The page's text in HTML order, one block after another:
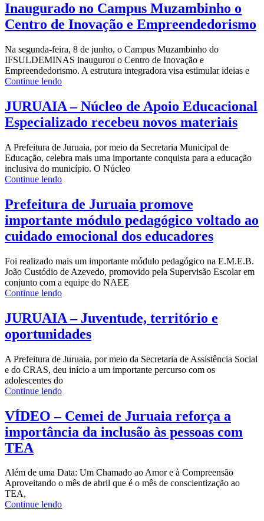
Inaugurado no Campus Muzambinho o
Centro de Inovação e Empreendedorismo
Na segunda-feira, 8 de junho, o Campus Muzambinho do
IFSULDEMINAS inaugurou o Centro de Inovação e
Empreendedorismo. A estrutura integradora visa estimular ideias e
Continue lendo
JURUAIA – Núcleo de Apoio Educacional
Especializado recebeu novos materiais
A Prefeitura de Juruaia, por meio da Secretaria Municipal de
Educação, celebra mais uma importante conquista para a educação
inclusiva do município. O Núcleo
Continue lendo
Prefeitura de Juruaia promove
importante módulo pedagógico voltado ao
cuidado emocional dos educadores
Foi realizado mais um importante módulo pedagógico na E.M.E.B.
João Custódio de Azevedo, promovido pela Supervisão Escolar em
conjunto com a equipe do NAEE
Continue lendo
JURUAIA – Juventude, território e
oportunidades
A Prefeitura de Juruaia, por meio da Secretaria de Assistência Social
e do CRAS, deu início a um importante percurso com os
adolescentes do
Continue lendo
VÍDEO – Cemei de Juruaia reforça a
importância da inclusão às pessoas com
TEA
Além de uma Data: Um Chamado ao Amor e à Compreensão
Aproveitando o mês de abril que é o mês de conscientização ao
TEA,
Continue lendo